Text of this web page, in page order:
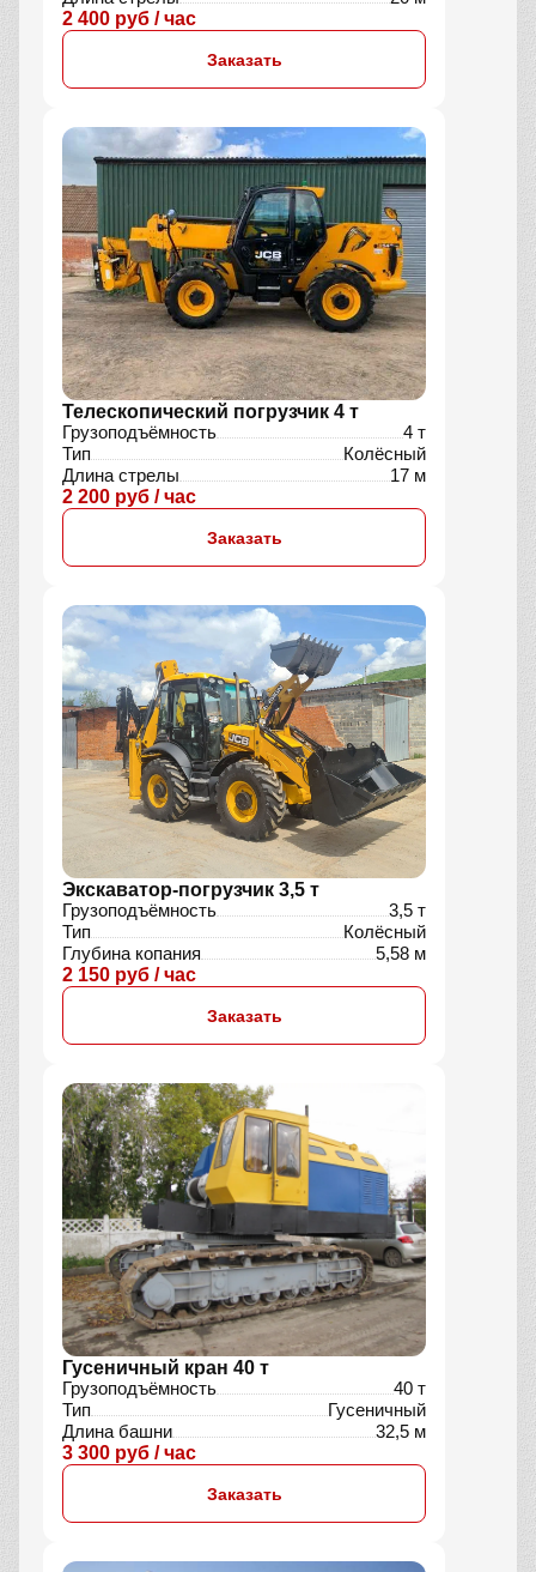
2 400 руб / час
Заказать
Телескопический погрузчик 4 т
Грузоподъёмность
4 т
Тип
Колёсный
Длина стрелы
17 м
2 200 руб / час
Заказать
Экскаватор-погрузчик 3,5 т
Грузоподъёмность
3,5 т
Тип
Колёсный
Глубина копания
5,58 м
2 150 руб / час
Заказать
Гусеничный кран 40 т
Грузоподъёмность
40 т
Тип
Гусеничный
Длина башни
32,5 м
3 300 руб / час
Заказать